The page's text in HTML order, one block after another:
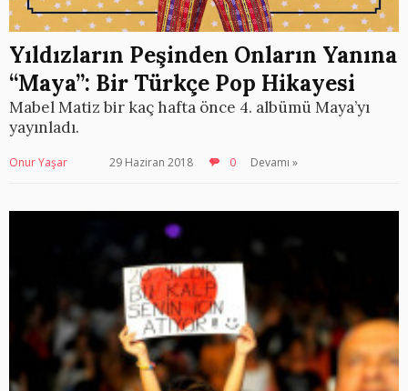
Yıldızların Peşinden Onların Yanına
“Maya”: Bir Türkçe Pop Hikayesi
Mabel Matiz bir kaç hafta önce 4. albümü Maya’yı
yayınladı.
Onur Yaşar 29 Haziran 2018 0 Devamı »